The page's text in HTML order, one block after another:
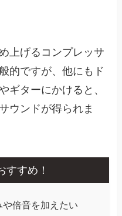
上げるコンプレッサ
的ですが、他にもド
ギターにかけると、
ウンドが得られま
すすめ！
倍音を加えたい